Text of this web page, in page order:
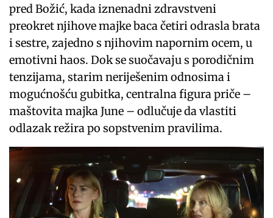
pred Božić, kada iznenadni zdravstveni
preokret njihove majke baca četiri odrasla brata
i sestre, zajedno s njihovim napornim ocem, u
emotivni haos. Dok se suočavaju s porodičnim
tenzijama, starim neriješenim odnosima i
mogućnošću gubitka, centralna figura priče –
maštovita majka June – odlučuje da vlastiti
odlazak režira po sopstvenim pravilima.